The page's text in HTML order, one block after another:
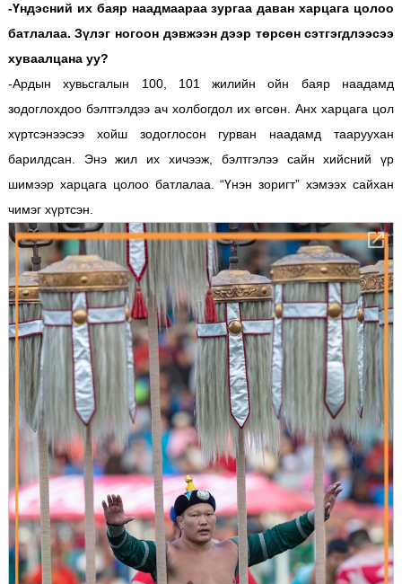
-Үндэсний их баяр наадмаараа зургаа даван харцага цолоо
батлалаа. Зүлэг ногоон дэвжээн дээр төрсөн сэтгэгдлээсээ
хуваалцана уу?
-Ардын хувьсгалын 100, 101 жилийн ойн баяр наадамд
зодоглохдоо бэлтгэлдээ ач холбогдол их өгсөн. Анх харцага цол
хүртсэнээсээ хойш зодоглосон гурван наадамд тааруухан
барилдсан. Энэ жил их хичээж, бэлтгэлээ сайн хийсний үр
шимээр харцага цолоо батлалаа. “Үнэн зоригт” хэмээх сайхан
чимэг хүртсэн.